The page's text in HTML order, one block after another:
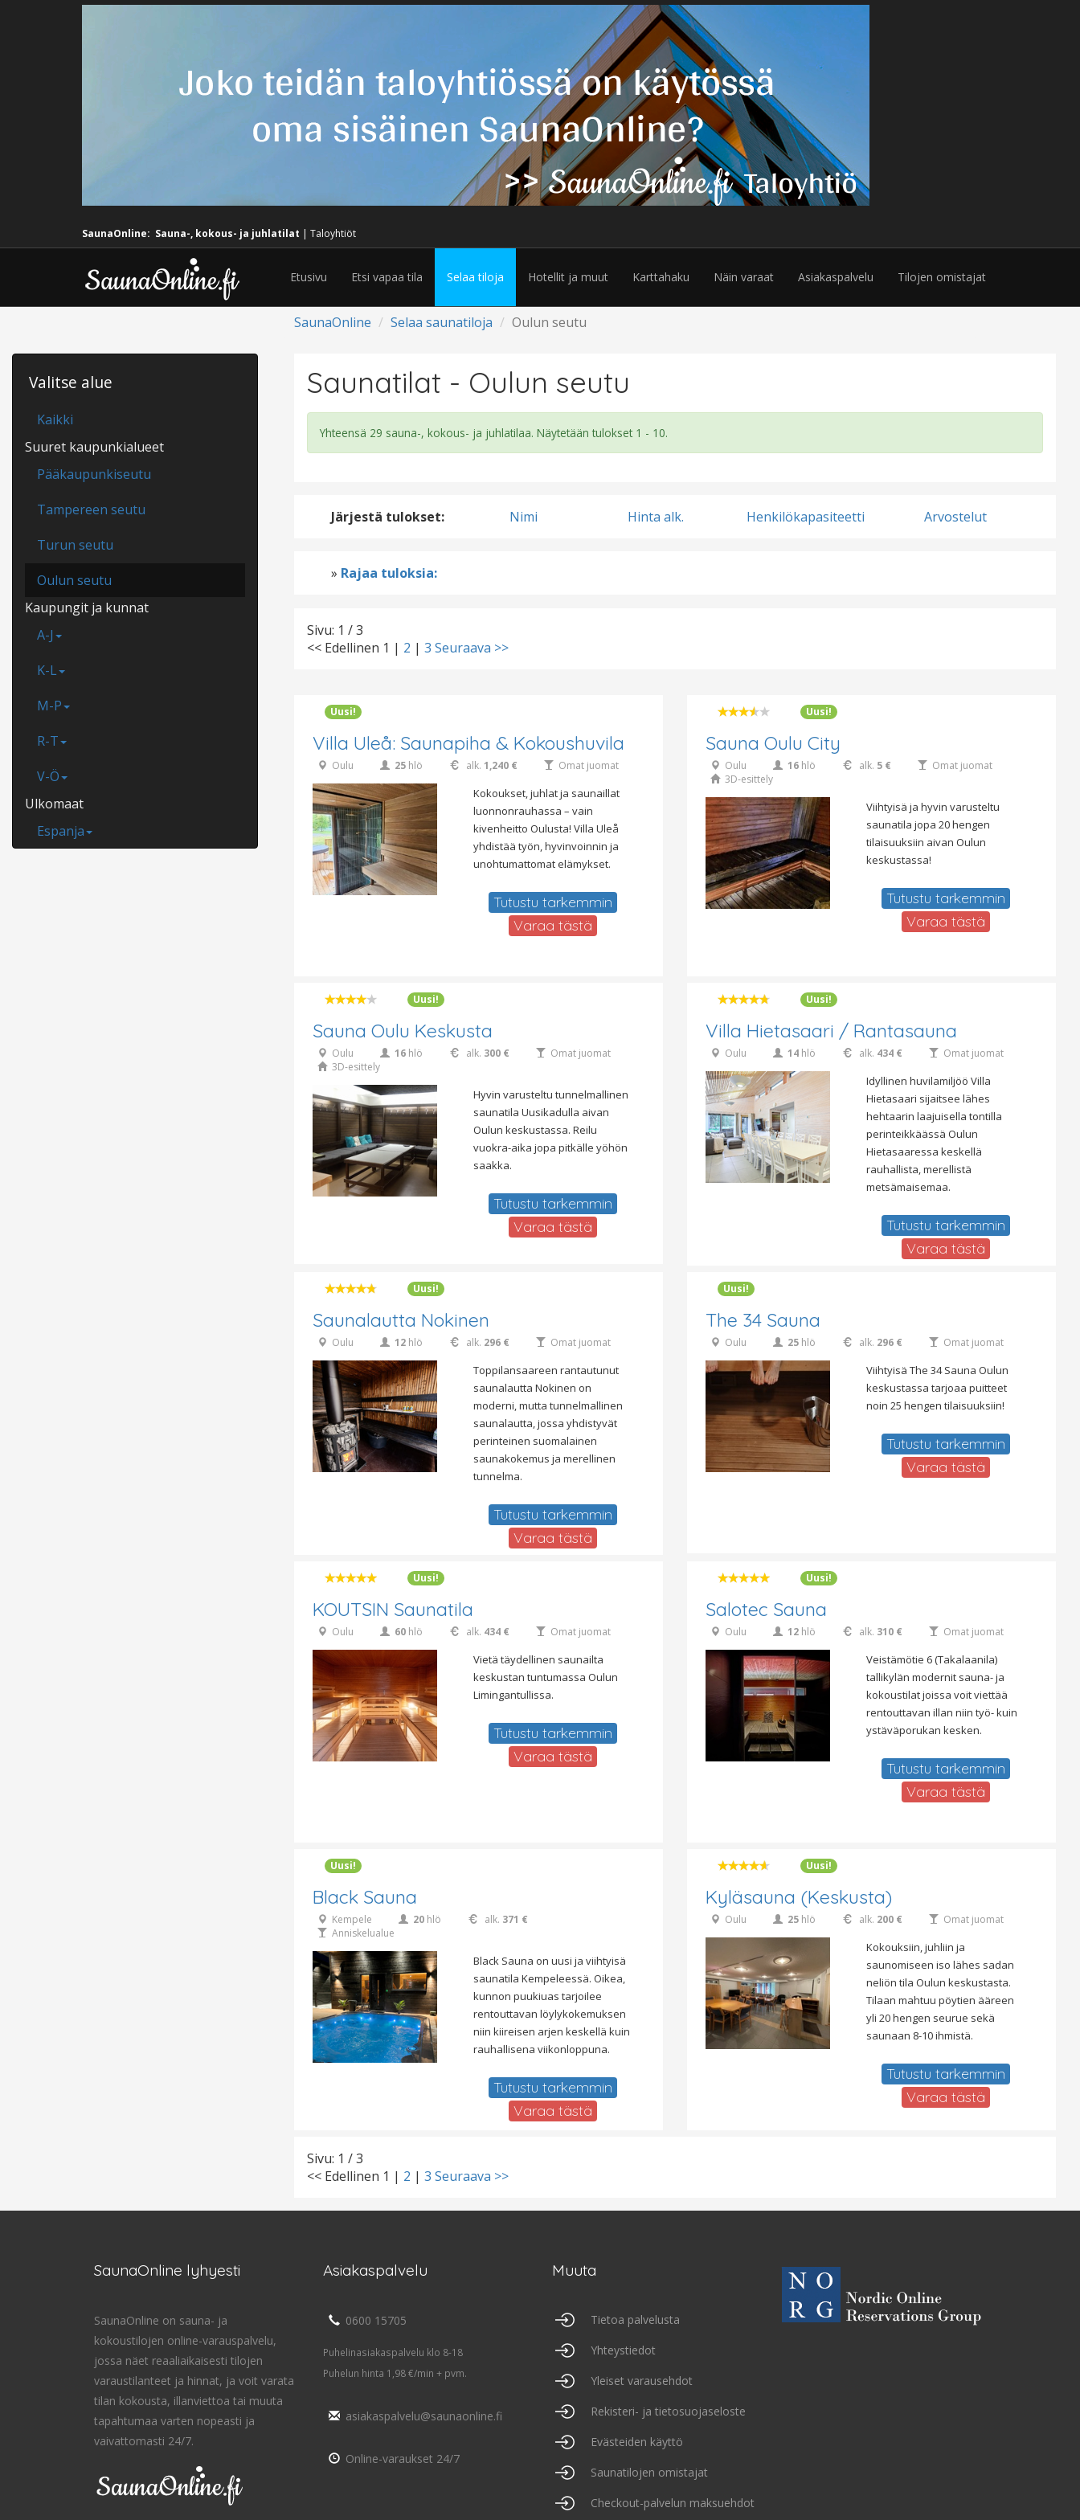
SaunaOnline: Sauna-, kokous- ja juhlatilat | Taloyhtiöt
Etusivu Etsi vapaa tila Selaa tiloja Hotellit ja muut Karttahaku Näin varaat Asiakaspalvelu Tilojen omistajat
SaunaOnline Selaa saunatiloja Oulun seutu
Valitse alue
Kaikki
Suuret kaupunkialueet
Pääkaupunkiseutu
Tampereen seutu
Turun seutu
Oulun seutu
Kaupungit ja kunnat
A-J
K-L
M-P
R-T
V-Ö
Ulkomaat
Espanja
Saunatilat - Oulun seutu
Yhteensä 29 sauna-, kokous- ja juhlatilaa. Näytetään tulokset 1 - 10.
Järjestä tulokset: Nimi Hinta alk. Henkilökapasiteetti Arvostelut
» Rajaa tuloksia:
Sivu: 1 / 3
<< Edellinen 1 | 2 | 3 Seuraava >>
Uusi!
Villa Uleå: Saunapiha & Kokoushuvila
Oulu 25 hlö alk. 1,240 € Omat juomat
Kokoukset, juhlat ja saunaillat
luonnonrauhassa – vain
kivenheitto Oulusta! Villa Uleå
yhdistää työn, hyvinvoinnin ja
unohtumattomat elämykset.
Tutustu tarkemmin
Varaa tästä
Uusi!
Sauna Oulu City
Oulu 16 hlö alk. 5 €
Omat juomat
3D-esittely
Viihtyisä ja hyvin varusteltu
saunatila jopa 20 hengen
tilaisuuksiin aivan Oulun
keskustassa!
Tutustu tarkemmin
Varaa tästä
Uusi!
Sauna Oulu Keskusta
Oulu 16 hlö alk. 300 €
Omat juomat
3D-esittely
Hyvin varusteltu tunnelmallinen
saunatila Uusikadulla aivan
Oulun keskustassa. Reilu
vuokra-aika jopa pitkälle yöhön
saakka.
Tutustu tarkemmin
Varaa tästä
Uusi!
Villa Hietasaari / Rantasauna
Oulu 14 hlö alk. 434 € Omat juomat
Idyllinen huvilamiljöö Villa
Hietasaari sijaitsee lähes
hehtaarin laajuisella tontilla
perinteikkäässä Oulun
Hietasaaressa keskellä
rauhallista, merellistä
metsämaisemaa.
Tutustu tarkemmin
Varaa tästä
Uusi!
Saunalautta Nokinen
Oulu 12 hlö alk. 296 € Omat juomat
Toppilansaareen rantautunut
saunalautta Nokinen on
moderni, mutta tunnelmallinen
saunalautta, jossa yhdistyvät
perinteinen suomalainen
saunakokemus ja merellinen
tunnelma.
Tutustu tarkemmin
Varaa tästä
Uusi!
The 34 Sauna
Oulu 25 hlö alk. 296 € Omat juomat
Viihtyisä The 34 Sauna Oulun
keskustassa tarjoaa puitteet
noin 25 hengen tilaisuuksiin!
Tutustu tarkemmin
Varaa tästä
Uusi!
KOUTSIN Saunatila
Oulu 60 hlö alk. 434 € Omat juomat
Vietä täydellinen saunailta
keskustan tuntumassa Oulun
Limingantullissa.
Tutustu tarkemmin
Varaa tästä
Uusi!
Salotec Sauna
Oulu 12 hlö alk. 310 € Omat juomat
Veistämötie 6 (Takalaanila)
tallikylän modernit sauna- ja
kokoustilat joissa voit viettää
rentouttavan illan niin työ- kuin
ystäväporukan kesken.
Tutustu tarkemmin
Varaa tästä
Uusi!
Black Sauna
Kempele 20 hlö alk. 371 €
Anniskelualue
Black Sauna on uusi ja viihtyisä
saunatila Kempeleessä. Oikea,
kunnon puukiuas tarjoilee
rentouttavan löylykokemuksen
niin kiireisen arjen keskellä kuin
rauhallisena viikonloppuna.
Tutustu tarkemmin
Varaa tästä
Uusi!
Kyläsauna (keskusta)
Oulu 25 hlö alk. 200 € Omat juomat
Kokouksiin, juhliin ja
saunomiseen iso lähes sadan
neliön tila Oulun keskustasta.
Tilaan mahtuu pöytien ääreen
yli 20 hengen seurue sekä
saunaan 8-10 ihmistä.
Tutustu tarkemmin
Varaa tästä
Sivu: 1 / 3
<< Edellinen 1 | 2 | 3 Seuraava >>
SaunaOnline lyhyesti
SaunaOnline on sauna- ja
kokoustilojen online-varauspalvelu,
jossa näet reaaliaikaisesti tilojen
varaustilanteet ja hinnat, ja voit varata
tilan kokousta, illanviettoa tai muuta
tapahtumaa varten nopeasti ja
vaivattomasti 24/7.
Asiakaspalvelu
0600 15705
Puhelinasiakaspalvelu klo 8-18
Puhelun hinta 1,98 €/min + pvm.
asiakaspalvelu@saunaonline.fi
Online-varaukset 24/7
Muuta
Tietoa palvelusta
Yhteystiedot
Yleiset varausehdot
Rekisteri- ja tietosuojaseloste
Evästeiden käyttö
Saunatilojen omistajat
Checkout-palvelun maksuehdot